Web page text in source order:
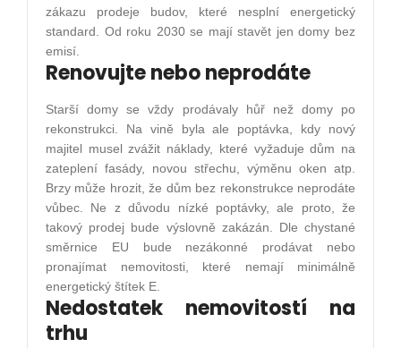
zákazu prodeje budov, které nesplní energetický
standard. Od roku 2030 se mají stavět jen domy bez
emisí.
Renovujte nebo neprodáte
Starší domy se vždy prodávaly hůř než domy po
rekonstrukci. Na vině byla ale poptávka, kdy nový
majitel musel zvážit náklady, které vyžaduje dům na
zateplení fasády, novou střechu, výměnu oken atp.
Brzy může hrozit, že dům bez rekonstrukce neprodáte
vůbec. Ne z důvodu nízké poptávky, ale proto, že
takový prodej bude výslovně zakázán. Dle chystané
směrnice EU bude nezákonné prodávat nebo
pronajímat nemovitosti, které nemají minimálně
energetický štítek E.
Nedostatek nemovitostí na
trhu